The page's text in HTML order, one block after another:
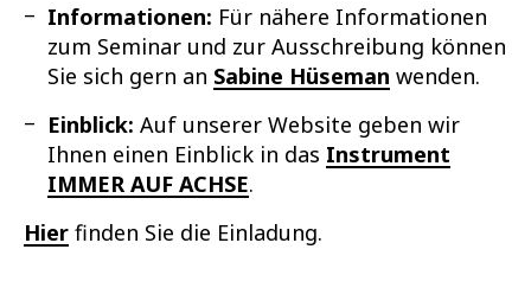
Informationen: Für nähere Informationen
zum Seminar und zur Ausschreibung können
Sie sich gern an Sabine Hüseman wenden.
Einblick: Auf unserer Website geben wir
Ihnen einen Einblick in das Instrument
IMMER AUF ACHSE.
Hierfinden Sie die Einladung.